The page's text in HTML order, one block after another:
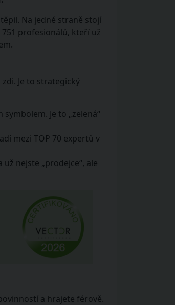
Na jedné straně stojí
profesionálů, kteří už
Je to strategický
Je to „zelená“
mezi TOP 70 expertů v
nejste „prodejce“, ale
a hrajete férově.